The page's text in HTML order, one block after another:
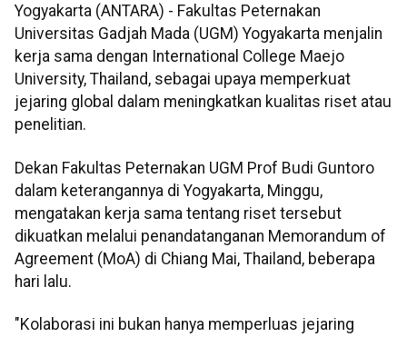
Yogyakarta (ANTARA) - Fakultas Peternakan
Universitas Gadjah Mada (UGM) Yogyakarta menjalin
kerja sama dengan International College Maejo
University, Thailand, sebagai upaya memperkuat
jejaring global dalam meningkatkan kualitas riset atau
penelitian.
Dekan Fakultas Peternakan UGM Prof Budi Guntoro
dalam keterangannya di Yogyakarta, Minggu,
mengatakan kerja sama tentang riset tersebut
dikuatkan melalui penandatanganan Memorandum of
Agreement (MoA) di Chiang Mai, Thailand, beberapa
hari lalu.
"Kolaborasi ini bukan hanya memperluas jejaring